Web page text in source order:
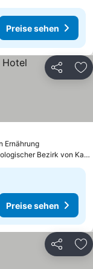
Preise sehen
Teilen
ErnährungPreise
sehen
Bezirk von
Preise sehen
Teilen